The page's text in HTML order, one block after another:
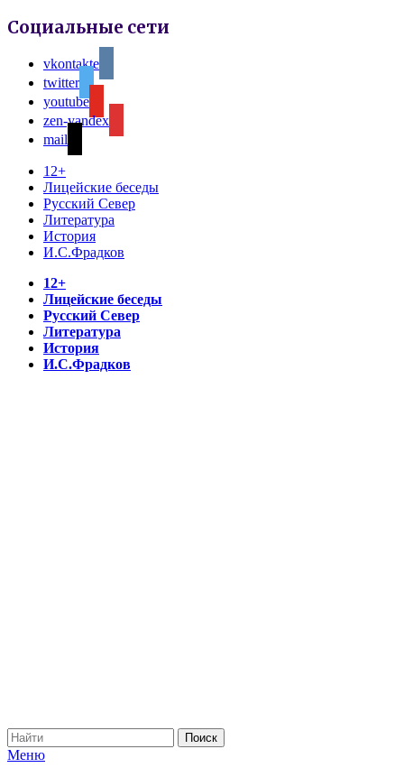
Социальные сети
vkontakte
twitter
youtube
zen-yandex
mail
12+
Лицейские беседы
Русский Север
Литература
История
И.С.Фрадков
12+
Лицейские беседы
Русский Север
Литература
История
И.С.Фрадков
Меню